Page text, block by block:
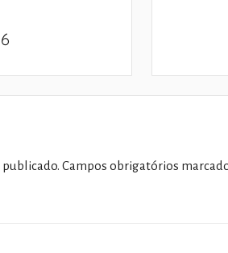
publicado. Campos obrigatórios